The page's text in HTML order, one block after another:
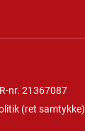
nr. 21367087
(ret samtykke)